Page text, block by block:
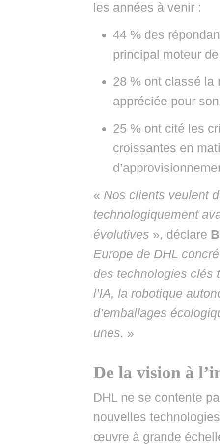
les années à venir :
44 % des
principal moteur
28 % ont classé la
appréciée pour
25 % ont cité les
croissantes en
« Nos clients veulent
technologiquement
évolutives », déclare
Europe de DHL
des technologies clés
l’IA, la robotique
d’emballages
unes. »
De la vision à
DHL ne se contente
nouvelles
œuvre à grande